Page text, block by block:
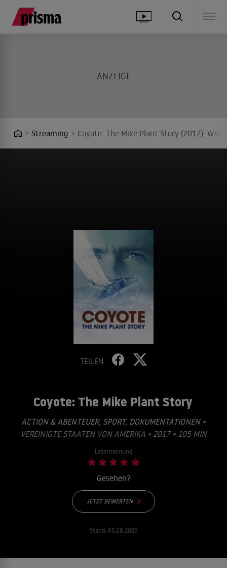
Streaming Coyote: The Mike Plant Story (2017):
TEILEN
Coyote: The Mike Plant Story
ACTION & ABENTEUER, SPORT, DOKUMENTATIONEN•
VEREINIGTE STAATEN VON AMERIKA • 2017 • 105 MIN
Lesermeinung
Gesehen?
JETZT BEWERTEN
Stand: 05.08.2026